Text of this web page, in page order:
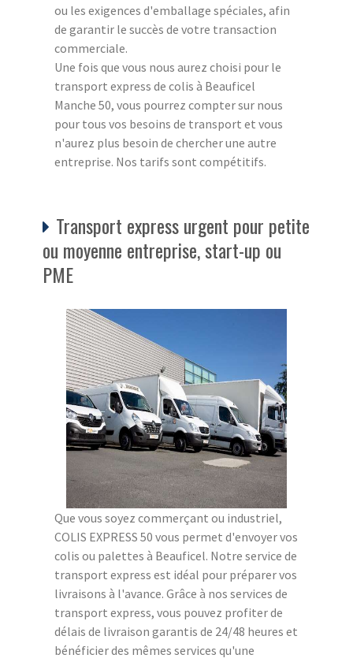
ou les exigences d'emballage spéciales, afin
de garantir le succès de votre transaction
commerciale.
Une fois que vous nous aurez choisi pour le
transport express de colis à Beauficel
Manche 50, vous pourrez compter sur nous
pour tous vos besoins de transport et vous
n'aurez plus besoin de chercher une autre
entreprise. Nos tarifs sont compétitifs.
Transport express urgent pour petite
ou moyenne entreprise, start-up ou
PME
Que vous soyez commerçant ou industriel,
COLIS EXPRESS 50 vous permet d'envoyer vos
colis ou palettes à Beauficel. Notre service de
transport express est idéal pour préparer vos
livraisons à l'avance. Grâce à nos services de
transport express, vous pouvez profiter de
délais de livraison garantis de 24/48 heures et
bénéficier des mêmes services qu'une